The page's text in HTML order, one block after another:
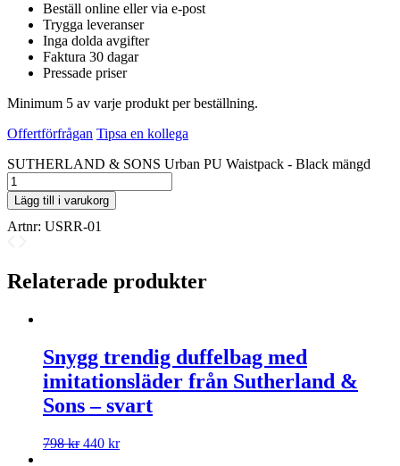
Beställ online eller via e-post
Trygga leveranser
Inga dolda avgifter
Faktura 30 dagar
Pressade priser
Minimum 5 av varje produkt per beställning.
Offertförfrågan Tipsa en kollega
SUTHERLAND & SONS Urban PU Waistpack - Black mängd
Lägg till i varukorg
Artnr: USRR-01
Relaterade produkter
Snygg trendig duffelbag med
imitationsläder från Sutherland &
Sons – svart
798kr 440 kr